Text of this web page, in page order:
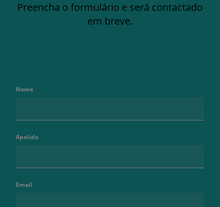
Preencha o formulário e será contactado
em breve.
Nome
Apelido
Email